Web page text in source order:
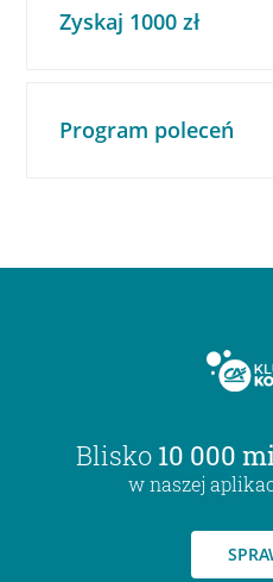
Zyskaj 1000 zł
Program poleceń
Blisko 10 000
w naszej